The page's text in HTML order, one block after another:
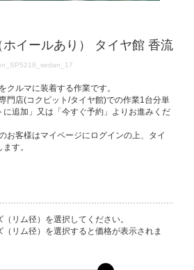
イールあり） タイヤ館 香流
クルマに装着する作業です。
門店(コクピット/タイヤ館)での作業1台分単
追加」又は「今すぐ予約」よりお進みくだ
お客様はマイページにログインの上、タイ
す。
リム径）を選択してください。
リム径）を選択すると価格が表示されま